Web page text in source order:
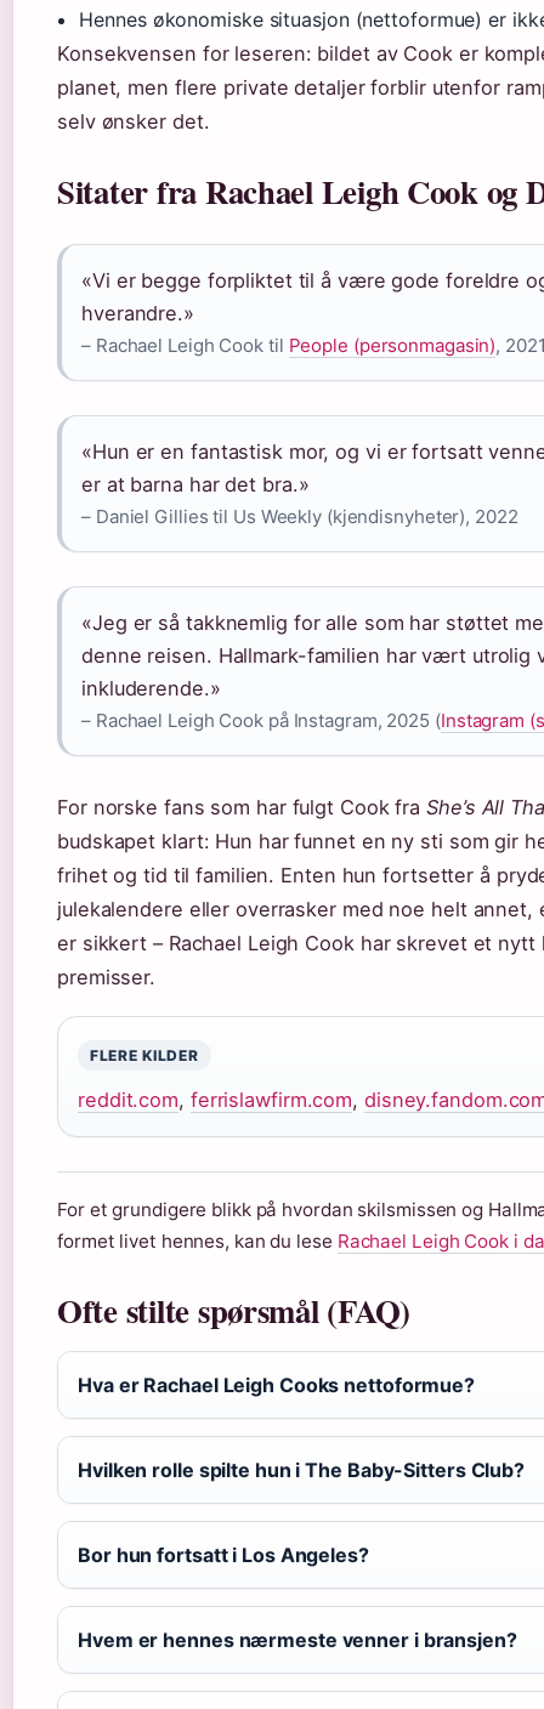
Hennes økonomiske situasjon (nettoformue) er
Konsekvensen for leseren: bildet av Cook er
planet, men flere private detaljer forblir utenfor
selv ønsker det.
Sitater fra Rachael Leigh Cook og
«Vi er begge forpliktet til å være gode foreldre
hverandre.»
– Rachael Leigh Cook til People (personmagasin),
«Hun er en fantastisk mor, og vi er fortsatt
er at barna har det bra.»
– Daniel Gillies til Us Weekly (kjendisnyheter), 2022
«Jeg er så takknemlig for alle som har støttet
denne reisen. Hallmark-familien har vært utrolig
inkluderende.»
– Rachael Leigh Cook på Instagram, 2025 (Instagram
For norske fans som har fulgt Cook fraShe’s All
budskapet klart: Hun har funnet en ny sti som gir
frihet og tid til familien. Enten hun fortsetter å
julekalendere eller overrasker med noe helt annet,
er sikkert – Rachael Leigh Cook har skrevet et
premisser.
FLERE KILDER
reddit.com, ferrislawfirm.com,
For et grundigere blikk på hvordan skilsmissen og
formet livet hennes, kan du lese Rachael Leigh Cook i
Ofte stilte spørsmål (FAQ)
Hva er Rachael Leigh Cooks nettoformue?
Hvilken rolle spilte hun i The Baby-Sitters Club?
Bor hun fortsatt i Los Angeles?
Hvem er hennes nærmeste venner i bransjen?